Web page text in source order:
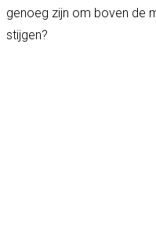
genoeg zijn om boven de
stijgen?